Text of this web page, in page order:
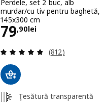
Total recenzii:
Perdele, set 2 buc, alb
murdar/cu tiv pentru baghetă,
145x300 cm
79,90lei
Preţ 79,90lei
Evaluare: 4.8
(812)
Ţesătură transparentă